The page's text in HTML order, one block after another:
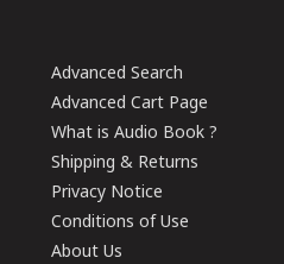
Advanced Search
Advanced Cart Page
What is Audio Book ?
Shipping & Returns
Privacy Notice
Conditions of Use
About Us